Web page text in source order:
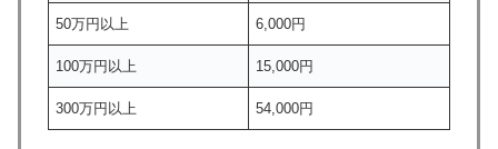
50万円以上 6,000円
100万円以上 15,000円
300万円以上 54,000円